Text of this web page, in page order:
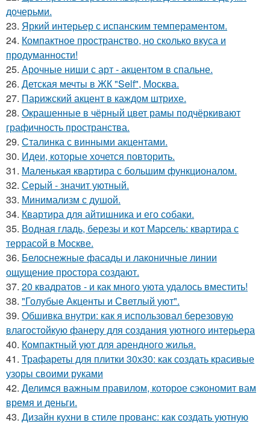
дочерьми.
23. Яркий интерьер с испанским темпераментом.
24. Компактное пространство, но сколько вкуса и
продуманности!
25. Арочные ниши с арт - акцентом в спальне.
26. Детская мечты в ЖК "Self", Москва.
27. Парижский акцент в каждом штрихе.
28. Окрашенные в чёрный цвет рамы подчёркивают
графичность пространства.
29. Сталинка с винными акцентами.
30. Идеи, которые хочется повторить.
31. Маленькая квартира с большим функционалом.
32. Серый - значит уютный.
33. Минимализм с душой.
34. Квартира для айтишника и его собаки.
35. Водная гладь, березы и кот Марсель: квартира с
террасой в Москве.
36. Белоснежные фасады и лаконичные линии
ощущение простора создают.
37. 20 квадратов - и как много уюта удалось вместить!
38. "Голубые Акценты и Светлый уют".
39. Обшивка внутри: как я использовал березовую
влагостойкую фанеру для создания уютного интерьера
40. Компактный уют для арендного жилья.
41. Трафареты для плитки 30х30: как создать красивые
узоры своими руками
42. Делимся важным правилом, которое сэкономит вам
время и деньги.
43. Дизайн кухни в стиле прованс: как создать уютную